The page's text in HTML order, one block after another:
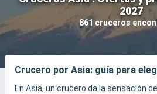
2027
861 cruceros
Nuestros destinos
Fecha de salida
Puertos
Crucero por Asia: guía para
En Asia, un crucero da la sensación